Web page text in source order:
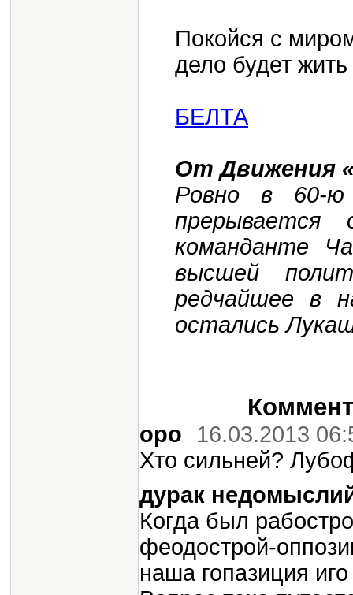
Покойся с
дело будет
БЕЛТА
От Движения
Ровно в 60-ю
прерывается
команданте
высшей
редчайшее в
остались
оро
16.03.2013
Хто сильней?
дурак
Когда был
феодострой-
наша гопазиция